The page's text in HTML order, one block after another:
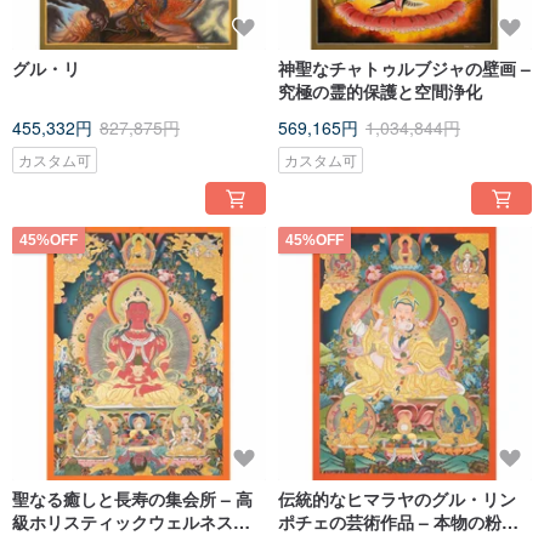
グル・リ
455,332円 827,875円
カスタム可
神聖なチャトゥルブジャの壁画 –
究極の霊的保護と空間浄化
569,165円 1,034,844円
カスタム可
45%OFF
聖なる癒しと長寿の集会所 – 高
級ホリスティックウェルネスセ
45%OFF
伝統的なヒマラヤのグル・リン
ポチェの芸術作品 – 本物の粉末